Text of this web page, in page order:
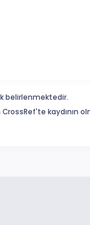
belirlenmektedir.
kaydının